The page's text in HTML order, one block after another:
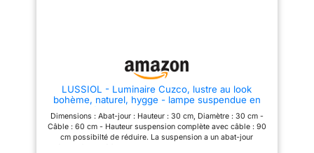
intérieur prenne toute sa valeur !
intérieur prenne toute sa valeur !
LUSSIOL - Luminaire Cuzco, lustre au look
bohème, naturel, hygge - lampe suspendue en
rotin tressé naturel, câble blanc, douille E27, Ø 30
cm - possibilité ampoule LED -
Dimensions : Abat-jour : Hauteur : 30 cm, Diamètre : 30 cm -
Câble : 60 cm - Hauteur suspension complète avec câble : 90
cm possibilté de réduire. La suspension a un abat-jour